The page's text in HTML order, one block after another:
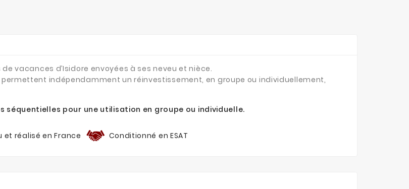
vacances d’Isidore envoyées à ses neveu et nièce.
indépendamment un réinvestissement, en groupe ou individuellement,
séquentielles pour une utilisation en groupe ou individuelle.
et réalisé en France Conditionné en ESAT